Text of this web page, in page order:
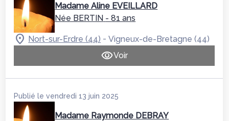
Madame Aline EVEILLARD
Née BERTIN - 81 ans
Nort-sur-Erdre (44) -Vigneux-de-Bretagne (44)
Voir
Publié le vendredi 13 juin 2025
Madame Raymonde DEBRAY